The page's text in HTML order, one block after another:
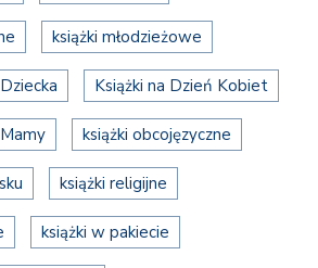
książki młodzieżowe
Książki na Dzień Kobiet
książki obcojęzyczne
książki religijne
książki w pakiecie